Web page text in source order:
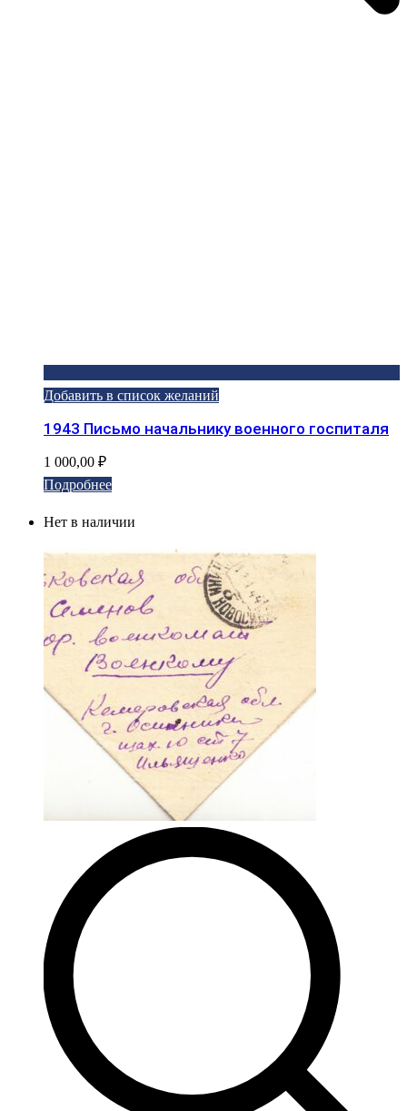
Добавить в список желаний
1943 Письмо начальнику военного госпиталя
1 000,00 ₽
Подробнее
Нет в наличии